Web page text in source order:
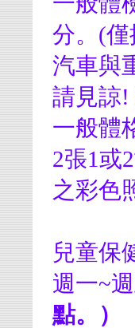
分。(
汽車與
請見諒!
一般體
2張1或
之彩色
兒童保
週一~
點。）